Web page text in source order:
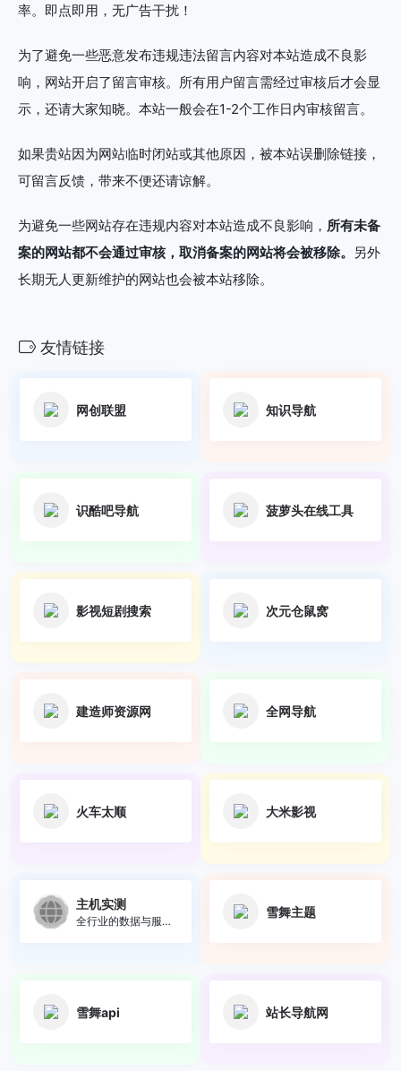
率。即点即用，无广告干扰！
为了避免一些恶意发布违规违法留言内容对本站造成不良影
响，网站开启了留言审核。所有用户留言需经过审核后才会显
示，还请大家知晓。本站一般会在1-2个工作日内审核留言。
如果贵站因为网站临时闭站或其他原因，被本站误删除链接，
可留言反馈，带来不便还请谅解。
为避免一些网站存在违规内容对本站造成不良影响， 所有未备
案的网站都不会通过审核，取消备案的网站将会被移除。 另外
长期无人更新维护的网站也会被本站移除。
友情链接
网创联盟 知识导航
识酷吧导航 菠萝头在线工具
影视短剧搜索 次元仓鼠窝
建造师资源网 全网导航
火车太顺 大米影视
主机实测
全行业的数据与服务平台，提供数据查询、下载与定制化服务。
雪舞主题
雪舞api 站长导航网